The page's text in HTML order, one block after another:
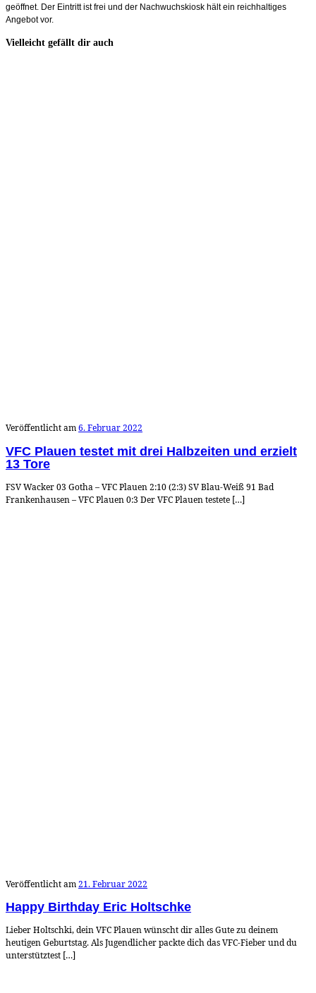
geöffnet. Der Eintritt ist frei und der Nachwuchskiosk hält ein reichhaltiges
Angebot vor.
Vielleicht gefällt dir auch
Veröffentlicht am6. Februar 2022
VFC Plauen testet mit drei Halbzeiten und erzielt
13 Tore
FSV Wacker 03 Gotha – VFC Plauen 2:10 (2:3) SV Blau-Weiß 91 Bad
Frankenhausen – VFC Plauen 0:3 Der VFC Plauen testete […]
Veröffentlicht am21. Februar 2022
Happy Birthday Eric Holtschke
Lieber Holtschki, dein VFC Plauen wünscht dir alles Gute zu deinem
heutigen Geburtstag. Als Jugendlicher packte dich das VFC-Fieber und du
unterstütztest […]